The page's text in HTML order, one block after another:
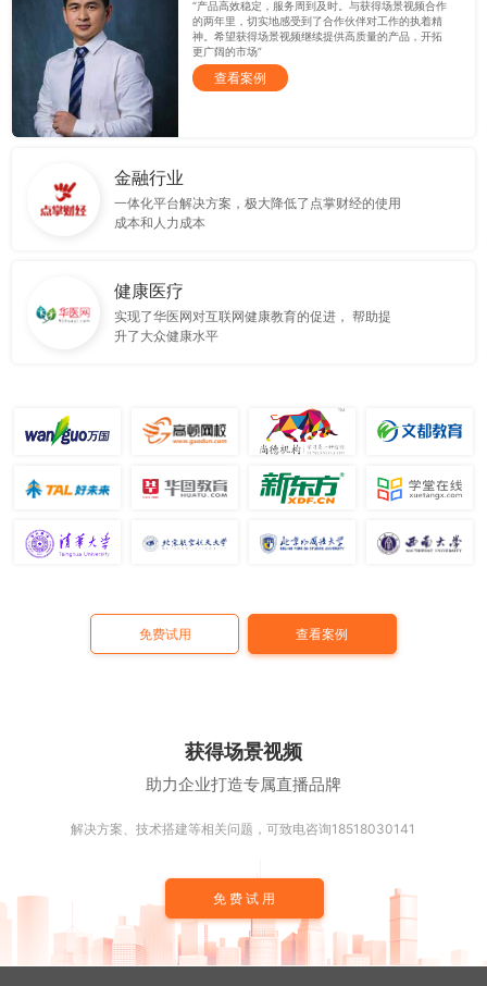
“产品高效稳定，服务周到及时。与获得场景视频合作
的两年里，切实地感受到了合作伙伴对工作的执着精
神。希望获得场景视频继续提供高质量的产品，开拓
更广阔的市场”
查看案例
金融行业
一体化平台解决方案，极大降低了点掌财经的使用
成本和人力成本
健康医疗
实现了华医网对互联网健康教育的促进， 帮助提
升了大众健康水平
免费试用 查看案例
获得场景视频
助力企业打造专属直播品牌
解决方案、技术搭建等相关问题，可致电咨询18518030141
免费试用